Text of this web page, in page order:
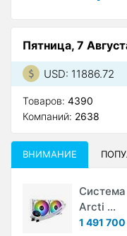
Пятница, 7
USD: 11886.72
Товаров: 4390
Компаний: 2638
ВНИМАНИЕ
Arcti ...
1 491